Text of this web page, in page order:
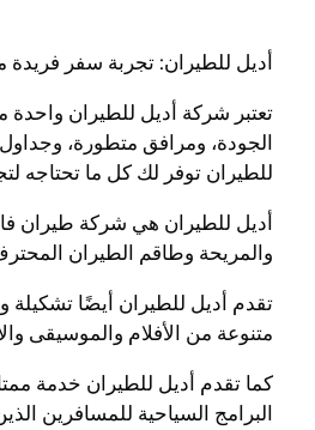
أديل للطيران: تجربة سفر فريدة
تعتبر شركة أديل للطيران واحدة
الجودة، ومرافق متطورة،
للطيران توفر لك كل ما تحتاجه
أديل للطيران هي شركة طيران
والمريحة وطاقم الطيران
تقدم أديل للطيران أيضًا تشكيلة
متنوعة من الأفلام والموسيقى
كما تقدم أديل للطيران خدمة
البرامج السياحية للمسافرين